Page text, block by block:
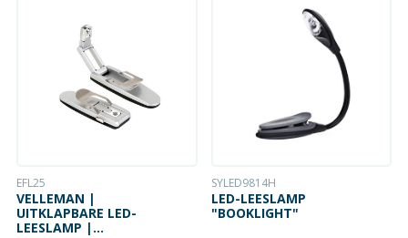
EFL25
VELLEMAN |
UITKLAPBARE LED-
LEESLAMP |
SYLED9814H
LED-LEESLAMP
"BOOKLIGHT"